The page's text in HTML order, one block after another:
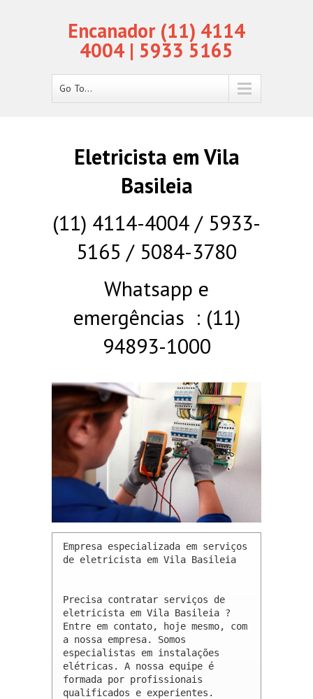
Encanador (11) 4114
4004 | 5933 5165
Go To...
Eletricista em Vila
Basileia
(11) 4114-4004 / 5933-
5165 / 5084-3780
Whatsapp e
emergências : (11)
94893-1000
Empresa especializada em serviços
de eletricista em Vila Basileia
Precisa contratar serviços de
eletricista em Vila Basileia ?
Entre em contato, hoje mesmo, com
a nossa empresa. Somos
especialistas em instalações
elétricas. A nossa equipe é
formada por profissionais
qualificados e experientes.